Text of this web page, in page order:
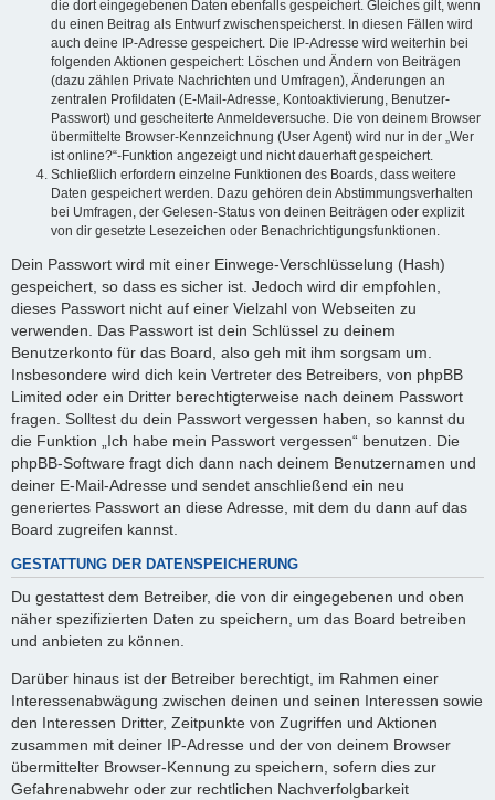
die dort eingegebenen Daten ebenfalls gespeichert. Gleiches gilt, wenn
du einen Beitrag als Entwurf zwischenspeicherst. In diesen Fällen wird
auch deine IP-Adresse gespeichert. Die IP-Adresse wird weiterhin bei
folgenden Aktionen gespeichert: Löschen und Ändern von Beiträgen
(dazu zählen Private Nachrichten und Umfragen), Änderungen an
zentralen Profildaten (E-Mail-Adresse, Kontoaktivierung, Benutzer-
Passwort) und gescheiterte Anmeldeversuche. Die von deinem Browser
übermittelte Browser-Kennzeichnung (User Agent) wird nur in der „Wer
ist online?“-Funktion angezeigt und nicht dauerhaft gespeichert.
Schließlich erfordern einzelne Funktionen des Boards, dass weitere
Daten gespeichert werden. Dazu gehören dein Abstimmungsverhalten
bei Umfragen, der Gelesen-Status von deinen Beiträgen oder explizit
von dir gesetzte Lesezeichen oder Benachrichtigungsfunktionen.
Dein Passwort wird mit einer Einwege-Verschlüsselung (Hash)
gespeichert, so dass es sicher ist. Jedoch wird dir empfohlen,
dieses Passwort nicht auf einer Vielzahl von Webseiten zu
verwenden. Das Passwort ist dein Schlüssel zu deinem
Benutzerkonto für das Board, also geh mit ihm sorgsam um.
Insbesondere wird dich kein Vertreter des Betreibers, von phpBB
Limited oder ein Dritter berechtigterweise nach deinem Passwort
fragen. Solltest du dein Passwort vergessen haben, so kannst du
die Funktion „Ich habe mein Passwort vergessen“ benutzen. Die
phpBB-Software fragt dich dann nach deinem Benutzernamen und
deiner E-Mail-Adresse und sendet anschließend ein neu
generiertes Passwort an diese Adresse, mit dem du dann auf das
Board zugreifen kannst.
GESTATTUNG DER DATENSPEICHERUNG
Du gestattest dem Betreiber, die von dir eingegebenen und oben
näher spezifizierten Daten zu speichern, um das Board betreiben
und anbieten zu können.
Darüber hinaus ist der Betreiber berechtigt, im Rahmen einer
Interessenabwägung zwischen deinen und seinen Interessen sowie
den Interessen Dritter, Zeitpunkte von Zugriffen und Aktionen
zusammen mit deiner IP-Adresse und der von deinem Browser
übermittelter Browser-Kennung zu speichern, sofern dies zur
Gefahrenabwehr oder zur rechtlichen Nachverfolgbarkeit